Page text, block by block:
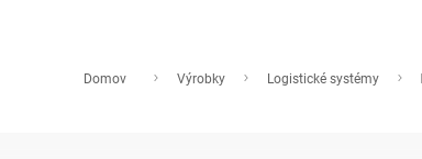
Domov Výrobky Logistické systémy